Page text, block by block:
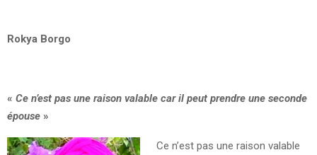
Rokya Borgo
« Ce n’est pas une raison valable car il peut prendre une seconde
épouse »
Ce n’est pas une raison valable